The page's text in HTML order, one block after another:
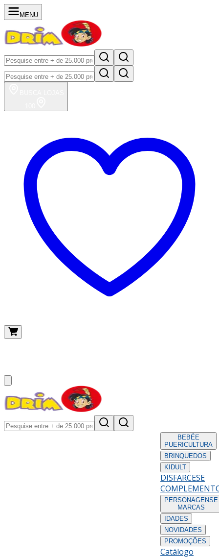
MENU
BEBÉE
PUERICULTURA
BRINQUEDOS
KIDULT
DISFARCESE
PERSONAGENS E
MARCAS
IDADES
NOVIDADES
PROMOÇÕES
Catálogo